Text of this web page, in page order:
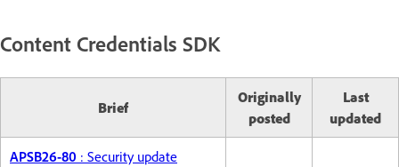
Content Credentials SDK
Brief
Originally
posted
Last
updated
APSB26-80 : Security update